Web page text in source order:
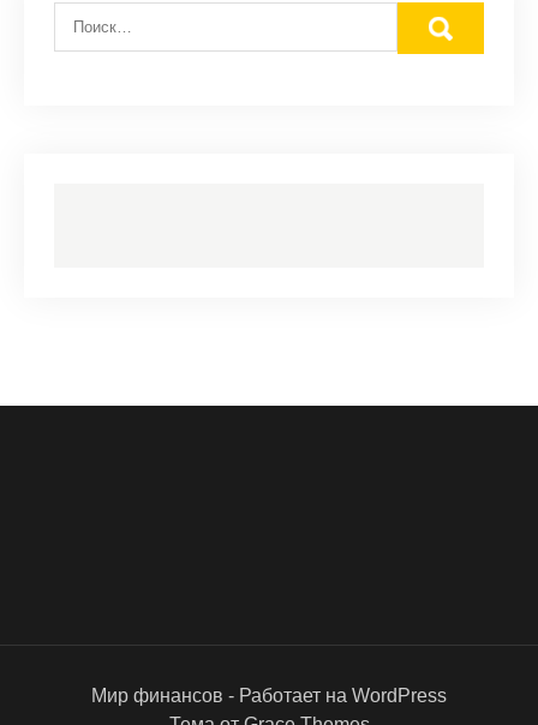
Мир финансов - Работает на WordPress